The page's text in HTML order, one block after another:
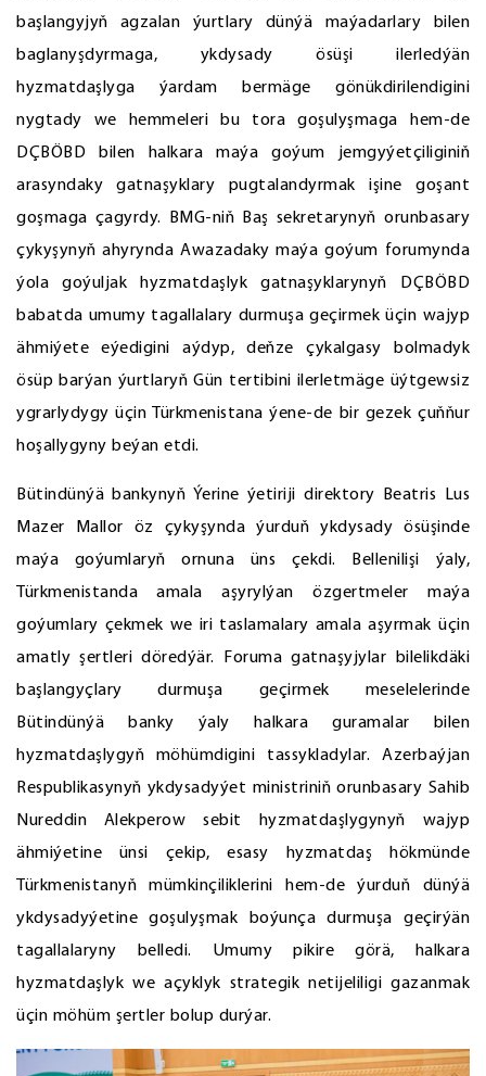
başlangyjyň agzalan ýurtlary dünýä maýadarlary bilen
baglanyşdyrmaga, ykdysady ösüşi ilerledýän
hyzmatdaşlyga ýardam bermäge gönükdirilendigini
nygtady we hemmeleri bu tora goşulyşmaga hem-de
DÇBÖBD bilen halkara maýa goýum jemgyýetçiliginiň
arasyndaky gatnaşyklary pugtalandyrmak işine goşant
goşmaga çagyrdy. BMG-niň Baş sekretarynyň orunbasary
çykyşynyň ahyrynda Awazadaky maýa goýum forumynda
ýola goýuljak hyzmatdaşlyk gatnaşyklarynyň DÇBÖBD
babatda umumy tagallalary durmuşa geçirmek üçin wajyp
ähmiýete eýedigini aýdyp, deňze çykalgasy bolmadyk
ösüp barýan ýurtlaryň Gün tertibini ilerletmäge üýtgewsiz
ygrarlydygy üçin Türkmenistana ýene-de bir gezek çuňňur
hoşallygyny beýan etdi.
Bütindünýä bankynyň Ýerine ýetiriji direktory Beatris Lus
Mazer Mallor öz çykyşynda ýurduň ykdysady ösüşinde
maýa goýumlaryň ornuna üns çekdi. Bellenilişi ýaly,
Türkmenistanda amala aşyrylýan özgertmeler maýa
goýumlary çekmek we iri taslamalary amala aşyrmak üçin
amatly şertleri döredýär. Foruma gatnaşyjylar bilelikdäki
başlangyçlary durmuşa geçirmek meselelerinde
Bütindünýä banky ýaly halkara guramalar bilen
hyzmatdaşlygyň möhümdigini tassykladylar. Azerbaýjan
Respublikasynyň ykdysadyýet ministriniň orunbasary Sahib
Nureddin Alekperow sebit hyzmatdaşlygynyň wajyp
ähmiýetine ünsi çekip, esasy hyzmatdaş hökmünde
Türkmenistanyň mümkinçiliklerini hem-de ýurduň dünýä
ykdysadyýetine goşulyşmak boýunça durmuşa geçirýän
tagallalaryny belledi. Umumy pikire görä, halkara
hyzmatdaşlyk we açyklyk strategik netijeliligi gazanmak
üçin möhüm şertler bolup durýar.